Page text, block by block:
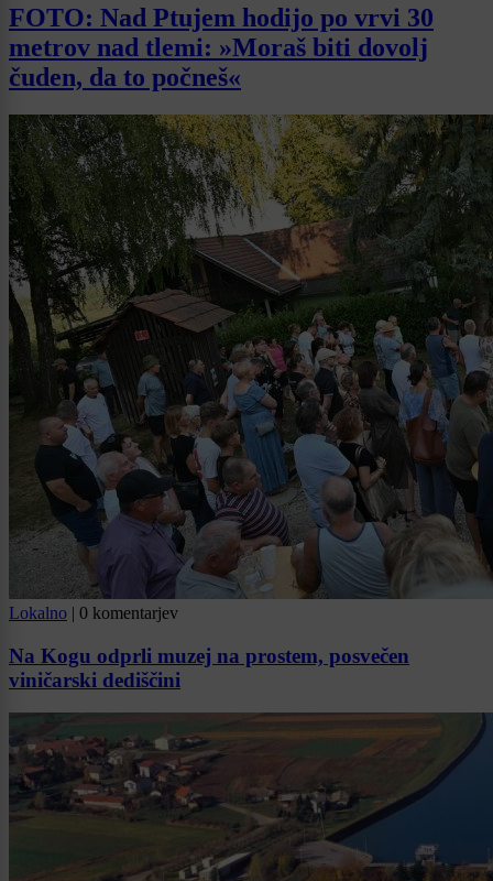
FOTO: Nad Ptujem hodijo po vrvi 30
metrov nad tlemi: »Moraš biti dovolj
čuden, da to počneš«
Lokalno | 0 komentarjev
Na Kogu odprli muzej na prostem, posvečen
viničarski dediščini